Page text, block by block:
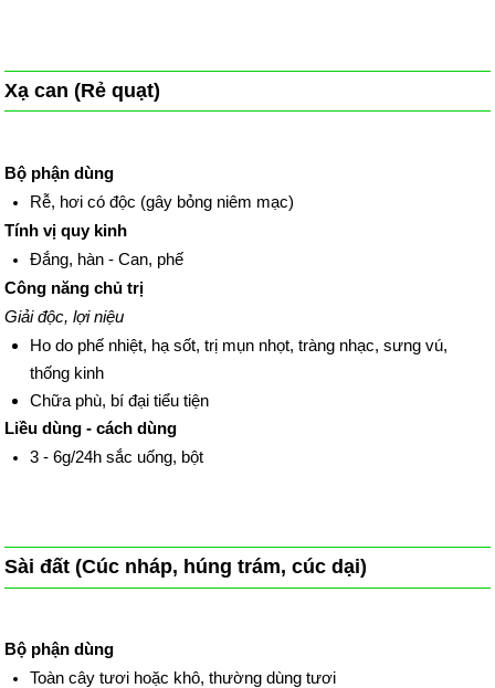
Xạ can (Rẻ quạt)
Bộ phận dùng
Rễ, hơi có độc (gây bỏng niêm mạc)
Tính vị quy kinh
Đắng, hàn - Can, phế
Công năng chủ trị
Giải độc, lợi niệu
Ho do phế nhiệt, hạ sốt, trị mụn nhọt, tràng nhạc, sưng vú,
thống kinh
Chữa phù, bí đại tiểu tiện
Liều dùng - cách dùng
3 - 6g/24h sắc uống, bột
Sài đất (Cúc nháp, húng trám, cúc dại)
Bộ phận dùng
Toàn cây tươi hoặc khô, thường dùng tươi